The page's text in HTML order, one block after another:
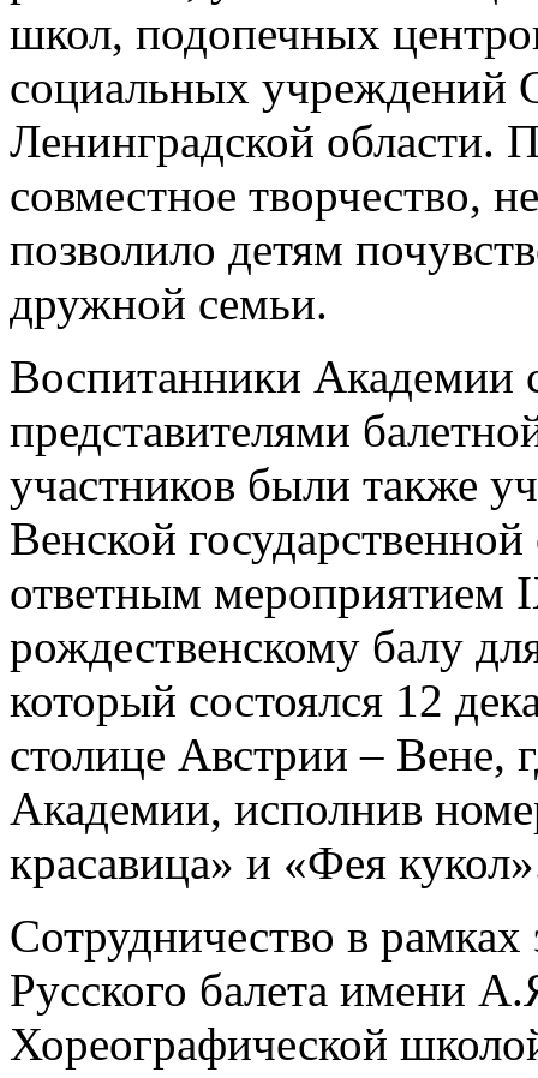
школ, подопечных
социальных учреждений
Ленинградской области.
совместное творчество,
позволило детям
дружной семьи.
Воспитанники Академии
представителями
участников были также
Венской
ответным мероприятием
рождественскому балу
который состоялся 12
столице Австрии – Вене,
Академии, исполнив
красавица» и «Фея
Сотрудничество в
Русского балета имени
Хореографической